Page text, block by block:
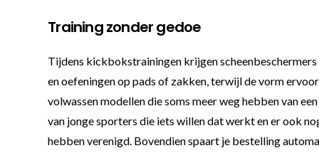
Training zonder gedoe
Tijdens kickbokstrainingen krijgen
en oefeningen op pads of zakken, terwijl de vorm
volwassen modellen die soms meer weg hebben van
van jonge sporters die iets willen dat werkt en er ook
hebben verenigd. Bovendien spaart je bestelling